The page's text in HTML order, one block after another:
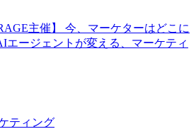
主催】 今、マーケターはどこに
ージェントが変える、マーケティ
ティング